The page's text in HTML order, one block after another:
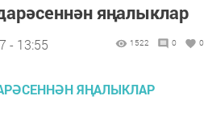
яңалыклар
- 13:55 1522 0 0